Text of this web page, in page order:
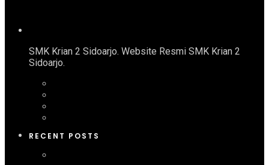
SMK Krian 2 Sidoarjo. Website Resmi SMK Krian 2
Sidoarjo.
RECENT POSTS